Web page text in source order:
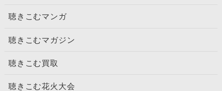
聴きこむマンガ
聴きこむマガジン
聴きこむ買取
聴きこむ花火大会